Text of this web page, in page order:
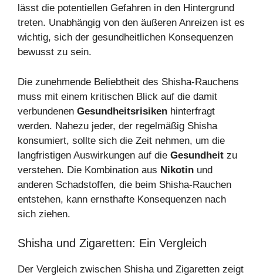
lässt die potentiellen Gefahren in den Hintergrund
treten. Unabhängig von den äußeren Anreizen ist es
wichtig, sich der gesundheitlichen Konsequenzen
bewusst zu sein.
Die zunehmende Beliebtheit des Shisha-Rauchens
muss mit einem kritischen Blick auf die damit
verbundenen Gesundheitsrisiken hinterfragt
werden. Nahezu jeder, der regelmäßig Shisha
konsumiert, sollte sich die Zeit nehmen, um die
langfristigen Auswirkungen auf die Gesundheit zu
verstehen. Die Kombination aus Nikotin und
anderen Schadstoffen, die beim Shisha-Rauchen
entstehen, kann ernsthafte Konsequenzen nach
sich ziehen.
Shisha und Zigaretten: Ein Vergleich
Der Vergleich zwischen Shisha und Zigaretten zeigt